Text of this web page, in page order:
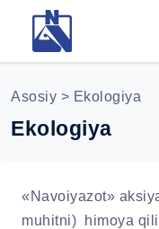
Asosiy > Ekologiya
Ekologiya
«Navoiyazot»
muhitni) himoya